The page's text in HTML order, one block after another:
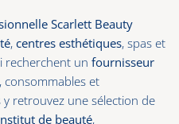
Scarlett Beauty
, centres esthétiques, spas et
recherchent un fournisseur
et
y retrouvez une sélection de
de beauté,